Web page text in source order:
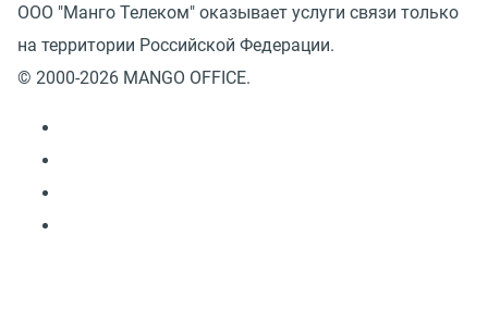
ООО "Манго Телеком" оказывает услуги связи только
на территории Российской Федерации.
© 2000-2026 MANGO OFFICE.